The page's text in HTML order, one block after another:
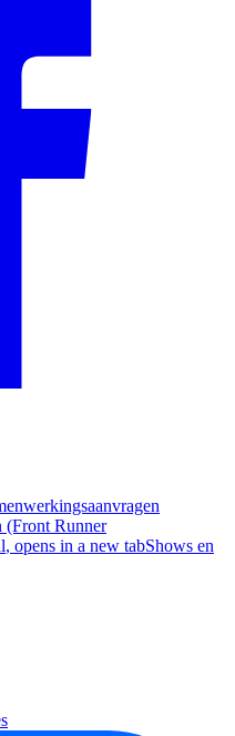
(Front Runner
, opens in a new tabShows en